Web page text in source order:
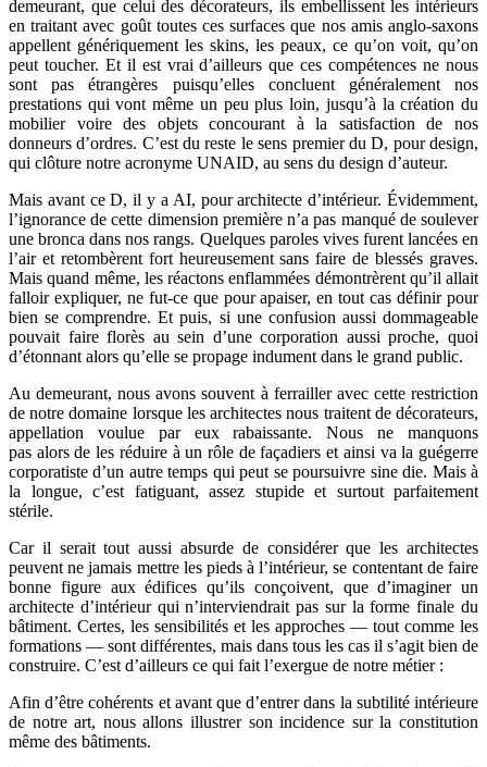
demeurant, que celui des décorateurs, ils embellissent les intérieurs
en traitant avec goût toutes ces surfaces que nos amis anglo-saxons
appellent génériquement les skins, les peaux, ce qu’on voit, qu’on
peut toucher. Et il est vrai d’ailleurs que ces compétences ne nous
sont pas étrangères puisqu’elles concluent généralement nos
prestations qui vont même un peu plus loin, jusqu’à la création du
mobilier voire des objets concourant à la satisfaction de nos
donneurs d’ordres. C’est du reste le sens premier du D, pour design,
qui clôture notre acronyme UNAID, au sens du design d’auteur.
Mais avant ce D, il y a AI, pour architecte d’intérieur. Évidemment,
l’ignorance de cette dimension première n’a pas manqué de soulever
une bronca dans nos rangs. Quelques paroles vives furent lancées en
l’air et retombèrent fort heureusement sans faire de blessés graves.
Mais quand même, les réactons enflammées démontrèrent qu’il allait
falloir expliquer, ne fut-ce que pour apaiser, en tout cas définir pour
bien se comprendre. Et puis, si une confusion aussi dommageable
pouvait faire florès au sein d’une corporation aussi proche, quoi
d’étonnant alors qu’elle se propage indument dans le grand public.
Au demeurant, nous avons souvent à ferrailler avec cette restriction
de notre domaine lorsque les architectes nous traitent de décorateurs,
appellation voulue par eux rabaissante. Nous ne manquons
pas alors de les réduire à un rôle de façadiers et ainsi va la guégerre
corporatiste d’un autre temps qui peut se poursuivre sine die. Mais à
la longue, c’est fatiguant, assez stupide et surtout parfaitement
stérile.
Car il serait tout aussi absurde de considérer que les architectes
peuvent ne jamais mettre les pieds à l’intérieur, se contentant de faire
bonne figure aux édifices qu’ils conçoivent, que d’imaginer un
architecte d’intérieur qui n’interviendrait pas sur la forme finale du
bâtiment. Certes, les sensibilités et les approches — tout comme les
formations — sont différentes, mais dans tous les cas il s’agit bien de
construire. C’est d’ailleurs ce qui fait l’exergue de notre métier :
Afin d’être cohérents et avant que d’entrer dans la subtilité intérieure
de notre art, nous allons illustrer son incidence sur la constitution
même des bâtiments.